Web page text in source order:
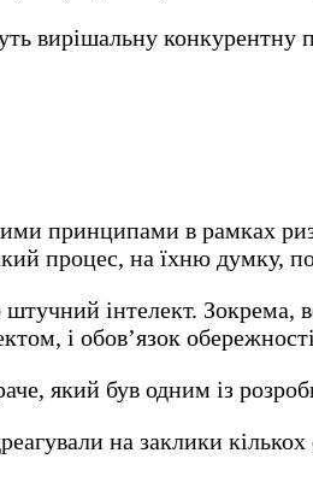
конкурентну
принципами в рамках
процес, на їхню думку,
інтелект. Зокрема,
і обов’язок
який був одним із
на заклики